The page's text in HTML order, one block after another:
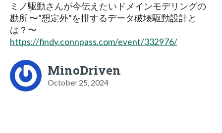
ミノ駆動さんが今伝えたいドメインモデリングの
勘所 〜“想定外”を排するデータ破壊駆動設計と
は？〜
https://findy.connpass.com/event/332976/
MinoDriven
October 25, 2024